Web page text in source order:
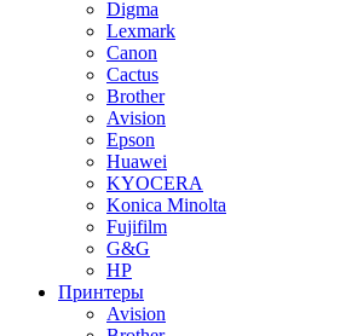
Digma
Lexmark
Canon
Cactus
Brother
Avision
Epson
Huawei
KYOCERA
Konica Minolta
Fujifilm
G&G
HP
Принтеры
Avision